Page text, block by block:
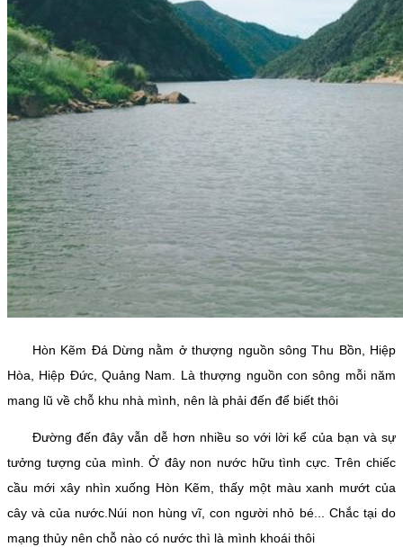
Hòn Kẽm Đá Dừng nằm ở thượng nguồn sông Thu Bồn, Hiệp
Hòa, Hiệp Đức, Quảng Nam. Là thượng nguồn con sông mỗi năm
mang lũ về chỗ khu nhà mình, nên là phải đến để biết thôi
Đường đến đây vẫn dễ hơn nhiều so với lời kể của bạn và sự
tưởng tượng của mình. Ở đây non nước hữu tình cực. Trên chiếc
cầu mới xây nhìn xuống Hòn Kẽm, thấy một màu xanh mướt của
cây và của nước.Núi non hùng vĩ, con người nhỏ bé... Chắc tại do
mạng thủy nên chỗ nào có nước thì là mình khoái thôi